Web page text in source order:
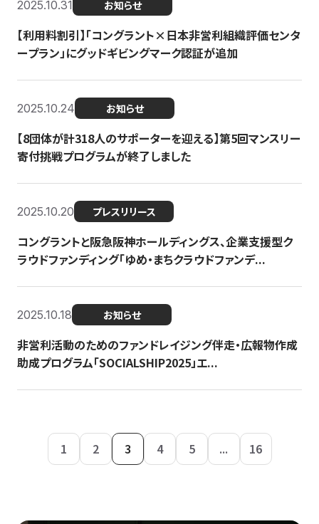
2025.10.31 お知らせ
【利用料割引】「コングラント×日本非営利組織評価センタ
ープラン」にグッドギビングマーク認証が追加
2025.10.24 お知らせ
【8団体が計318人のサポーターを迎える】​​第5回マンスリー
寄付挑戦プログラムが終了しました
2025.10.20 プレスリリース
コングラントと阪急阪神ホールディングス、企業支援型ク
ラウドファンディング「ゆめ・まちクラウドファンデ...
2025.10.18 お知らせ
非営利活動のためのファンドレイジング伴走・広報物作成
助成プログラム「SOCIALSHIP2025」エ...
1 2 3 4 5 ... 16